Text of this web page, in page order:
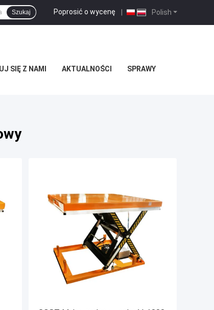
Polish
Poprosić o wycenę |
Szukaj
SIĘ Z NAMI AKTUALNOŚCI SPRAWY